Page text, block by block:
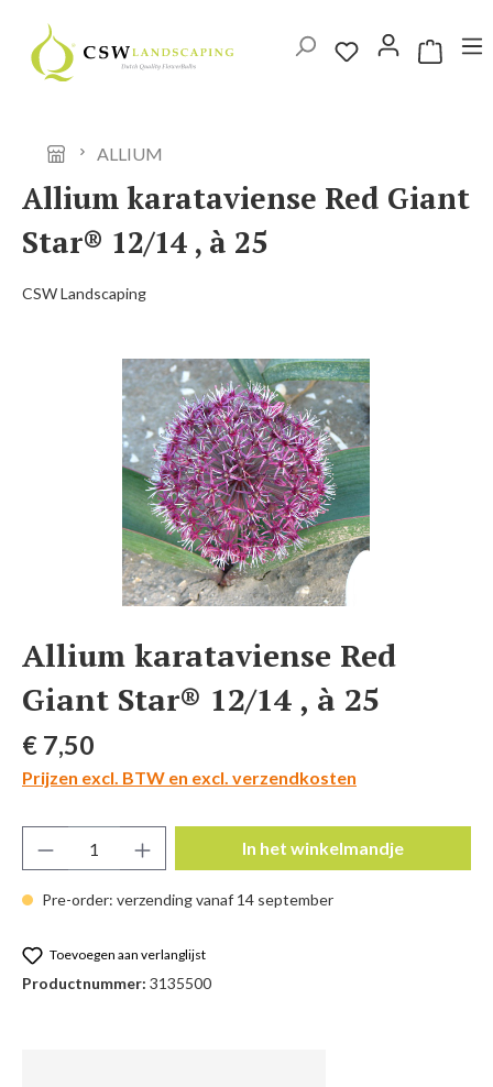
Ga naar de hoofdinhoud
ALLIUM
Allium karataviense Red Giant
Star® 12/14 , à 25
CSW Landscaping
Afbeeldingengalerij overslaan
Allium karataviense Red
Giant Star® 12/14 , à 25
Normale prijs:
€ 7,50
Prijzen excl. BTW en excl. verzendkosten
Pre-order: verzending vanaf 14 september
Producthoeveelheid: Voer de gewenste
In het winkelmandje
Toevoegen aan verlanglijst
Productnummer: 3135500